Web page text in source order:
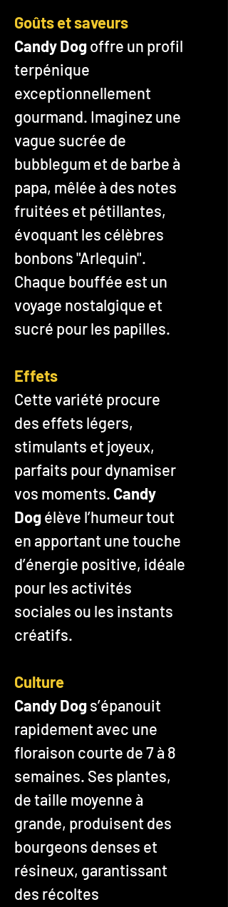
Goûts et saveurs
Candy Dogoffre un profil
terpénique
exceptionnellement
gourmand. Imaginez une
vague sucrée de
bubblegum et de barbe à
papa, mêlée à des notes
fruitées et pétillantes,
évoquant les célèbres
bonbons "Arlequin".
Chaque bouffée est un
voyage nostalgique et
sucré pour les papilles.
Effets
Cette variété procure
des effets légers,
stimulants et joyeux,
parfaits pour dynamiser
vos moments. Candy
Dogélève l’humeur tout
en apportant une touche
d’énergie positive, idéale
pour les activités
sociales ou les instants
créatifs.
Culture
Candy Dogs’épanouit
rapidement avec une
floraison courte de 7 à 8
semaines. Ses plantes,
de taille moyenne à
grande, produisent des
bourgeons denses et
résineux, garantissant
des récoltes